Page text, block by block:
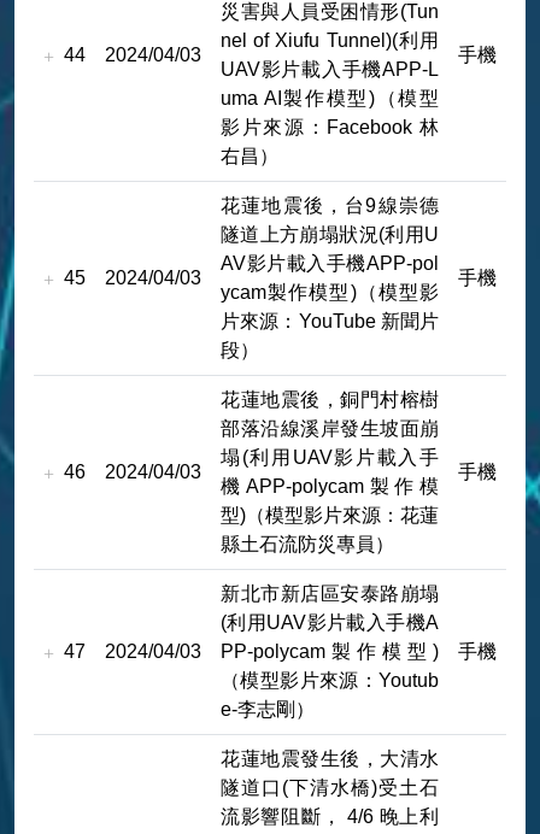
44 2024/04/03
災害與人員受困情形(Tun
nel of Xiufu Tunnel)(利用
UAV影片載入手機APP-L
uma AI製作模型)（模型
影片來源：Facebook 林
右昌）
手機
45 2024/04/03
花蓮地震後，台9線崇德
隧道上方崩塌狀況(利用U
AV影片載入手機APP-pol
ycam製作模型)（模型影
片來源：YouTube 新聞片
段）
手機
46 2024/04/03
花蓮地震後，銅門村榕樹
部落沿線溪岸發生坡面崩
塌(利用UAV影片載入手
機APP-polycam製作模
型)（模型影片來源：花蓮
縣土石流防災專員）
手機
47 2024/04/03
新北市新店區安泰路崩塌
(利用UAV影片載入手機A
PP-polycam製作模型)
（模型影片來源：Youtub
e-李志剛）
手機
花蓮地震發生後，大清水
隧道口(下清水橋)受土石
流影響阻斷， 4/6 晚上利